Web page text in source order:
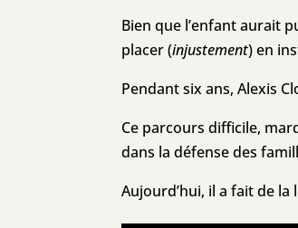
Bien que l’enfant aurait
placer (injustement) en
Pendant six ans, Alexis
Ce parcours difficile,
dans la défense des
Aujourd’hui, il a fait de